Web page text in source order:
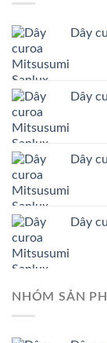
Dây
Dây
Dây
Dây
NHÓM SẢN